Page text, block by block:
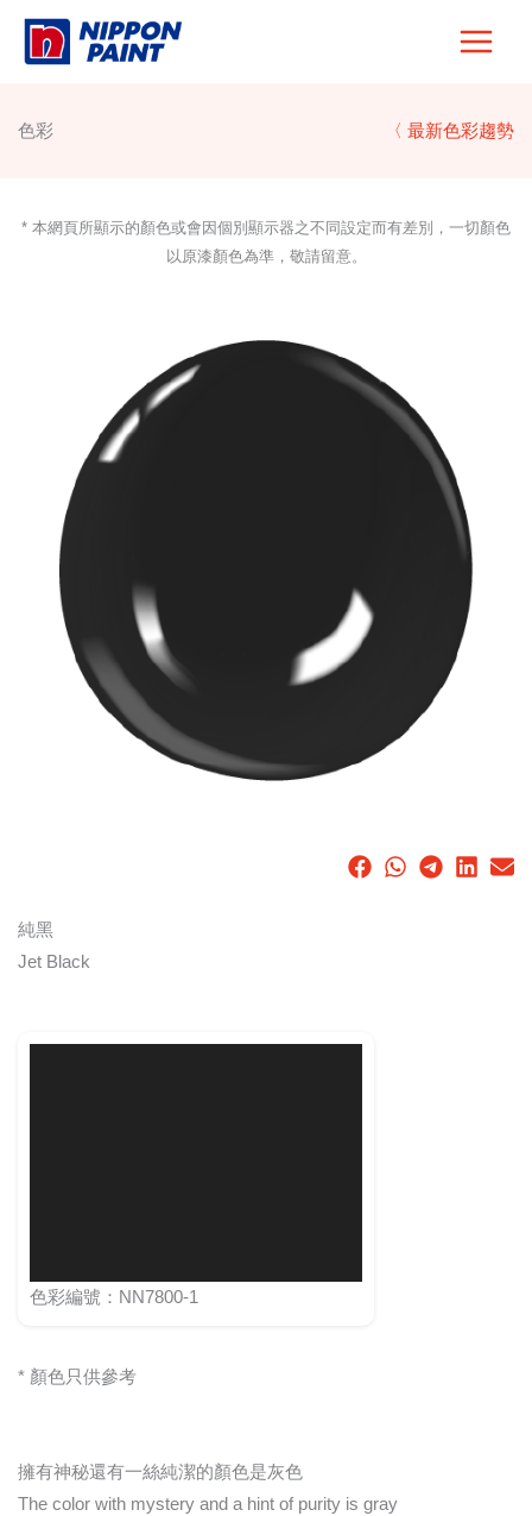
Skip
色彩 〈 最新色彩趨勢
* 本網頁所顯示的顏色或會因個別顯示器之不同設定而有差別，一切顏色
以原漆顏色為準，敬請留意。
純黑
Jet Black
色彩編號：NN7800-1
* 顏色只供參考
擁有神秘還有一絲純潔的顏色是灰色
The color with mystery and a hint of purity is gray